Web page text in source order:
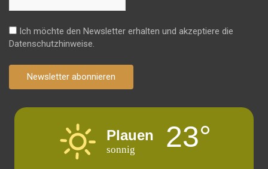
Ich möchte den Newsletter erhalten und akzeptiere die
Datenschutzhinweise.
Newsletter abonnieren
Plauen
sonnig 23°